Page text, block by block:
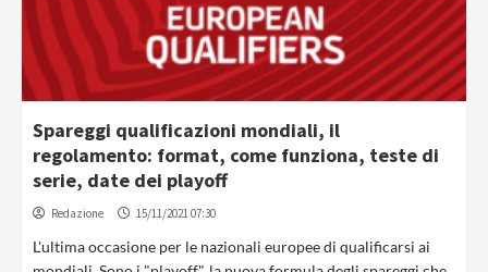
Spareggi qualificazioni mondiali, il
regolamento: format, come funziona, teste di
serie, date dei playoff
Redazione 15/11/2021 07:30
L'ultima occasione per le nazionali europee di qualificarsi ai